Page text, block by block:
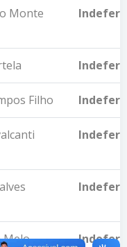
Monte
Filho
Melo